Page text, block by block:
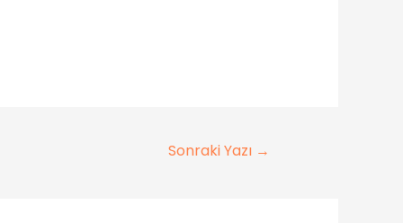
Sonraki Yazı →